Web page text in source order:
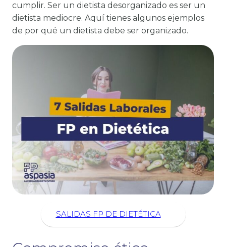
cumplir. Ser un dietista desorganizado es ser un
dietista mediocre. Aquí tienes algunos ejemplos
de por qué un dietista debe ser organizado.
SALIDAS FP DE DIETÉTICA